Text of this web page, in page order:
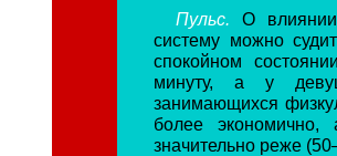
Пульс. О влиянии
систему можно
спокойном
минуту, а у
занимающихся
более
значительно реже